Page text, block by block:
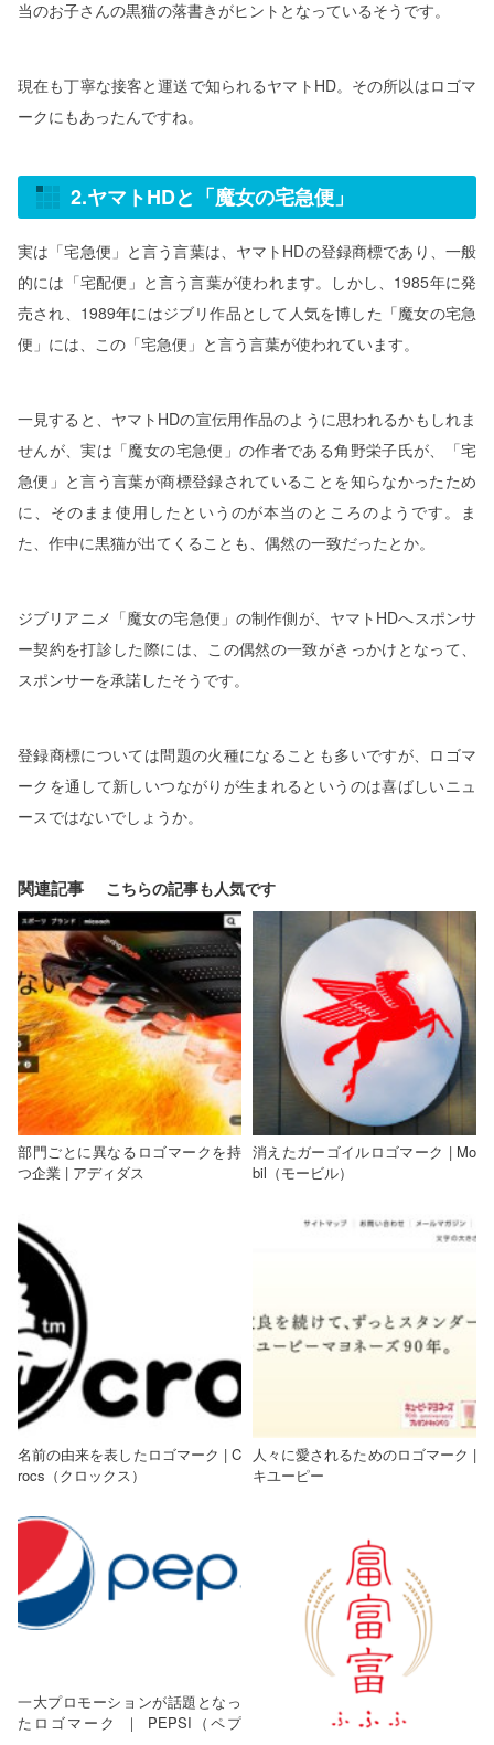
当のお子さんの黒猫の落書きがヒントとなっているそうです。
現在も丁寧な接客と運送で知られるヤマトHD。その所以はロゴマ
ークにもあったんですね。
2.ヤマトHDと「魔女の宅急便」
実は「宅急便」と言う言葉は、ヤマトHDの登録商標であり、一般
的には「宅配便」と言う言葉が使われます。しかし、1985年に発
売され、1989年にはジブリ作品として人気を博した「魔女の宅急
便」には、この「宅急便」と言う言葉が使われています。
一見すると、ヤマトHDの宣伝用作品のように思われるかもしれま
せんが、実は「魔女の宅急便」の作者である角野栄子氏が、「宅
急便」と言う言葉が商標登録されていることを知らなかったため
に、そのまま使用したというのが本当のところのようです。ま
た、作中に黒猫が出てくることも、偶然の一致だったとか。
ジブリアニメ「魔女の宅急便」の制作側が、ヤマトHDへスポンサ
ー契約を打診した際には、この偶然の一致がきっかけとなって、
スポンサーを承諾したそうです。
登録商標については問題の火種になることも多いですが、ロゴマ
ークを通して新しいつながりが生まれるというのは喜ばしいニュ
ースではないでしょうか。
関連記事
部門ごとに異なるロゴマークを持
つ企業 | アディダス
消えたガーゴイルロゴマーク | Mo
bil（モービル）
名前の由来を表したロゴマーク | C
rocs（クロックス）
人々に愛されるためのロゴマーク |
キユーピー
一大プロモーションが話題となっ
たロゴマーク ｜ PEPSI（ペプ